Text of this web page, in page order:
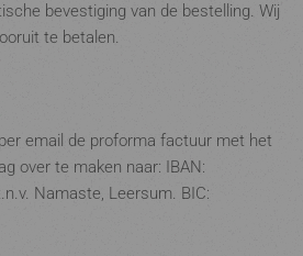
bevestiging van de bestelling. Wij
te betalen.
email de proforma factuur met het
over te maken naar: IBAN:
Namaste, Leersum. BIC: